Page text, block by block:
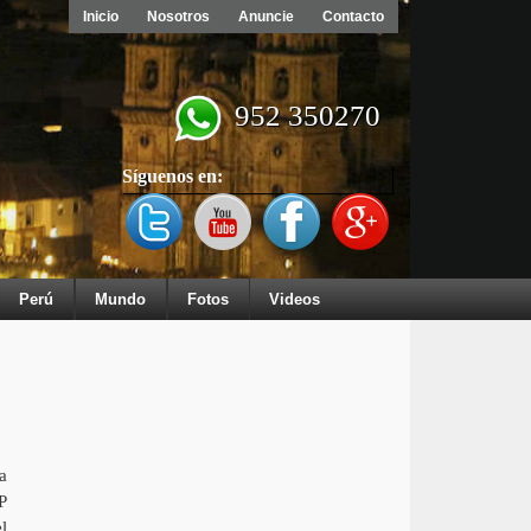
Inicio Nosotros Anuncie Contacto
952 350270
Síguenos en:
Perú Mundo Fotos Videos